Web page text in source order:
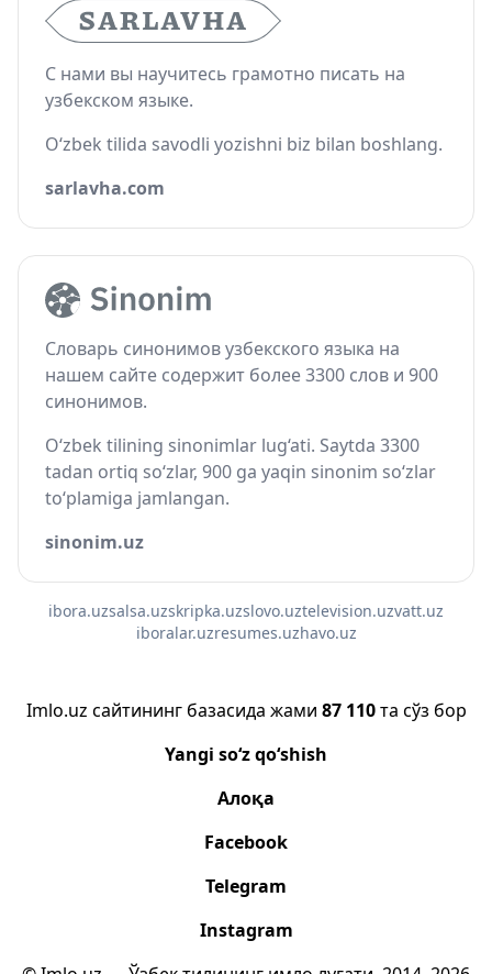
С нами вы научитесь грамотно писать на
узбекском языке.
O‘zbek tilida savodli yozishni biz bilan boshlang.
sarlavha.com
Словарь синонимов узбекского языка на
нашем сайте содержит более 3300 слов и 900
синонимов.
O‘zbek tilining sinonimlar lug‘ati. Saytda 3300
tadan ortiq so‘zlar, 900 ga yaqin sinonim so‘zlar
to‘plamiga jamlangan.
sinonim.uz
ibora.uzsalsa.uzskripka.uzslovo.uztelevision.uzvatt.uz
iboralar.uzresumes.uzhavo.uz
Imlo.uz сайтининг базасида жами 87 110та сўз бор
Yangi so‘z qo‘shish
Алоқа
Facebook
Telegram
Instagram